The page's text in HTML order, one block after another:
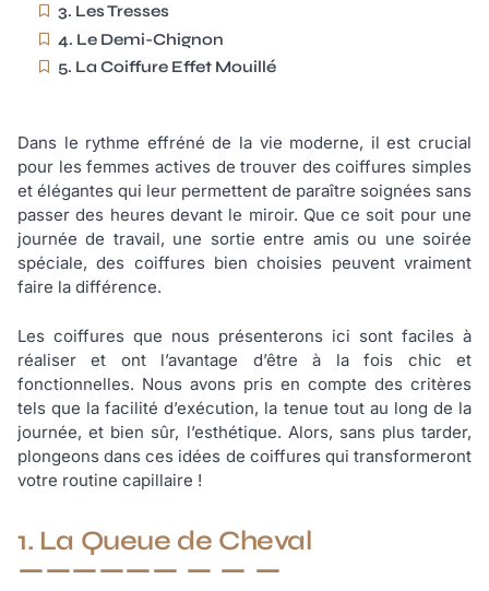
3. Les Tresses
4. Le Demi-Chignon
5. La Coiffure Effet Mouillé
Dans le rythme effréné de la vie moderne, il est crucial
pour les femmes actives de trouver des coiffures simples
et élégantes qui leur permettent de paraître soignées sans
passer des heures devant le miroir. Que ce soit pour une
journée de travail, une sortie entre amis ou une soirée
spéciale, des coiffures bien choisies peuvent vraiment
faire la différence.
Les coiffures que nous présenterons ici sont faciles à
réaliser et ont l’avantage d’être à la fois chic et
fonctionnelles. Nous avons pris en compte des critères
tels que la facilité d’exécution, la tenue tout au long de la
journée, et bien sûr, l’esthétique. Alors, sans plus tarder,
plongeons dans ces idées de coiffures qui transformeront
votre routine capillaire !
1. La Queue de Cheval